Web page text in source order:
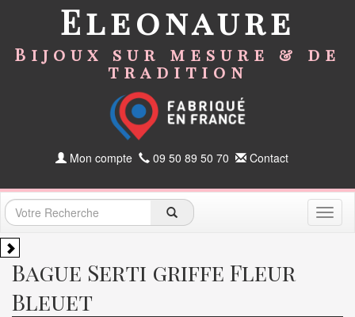
Eleonaure
Bijoux sur mesure & de
tradition
Mon compte 09 50 89 50 70 Contact
Bague Serti griffe Fleur
Bleuet